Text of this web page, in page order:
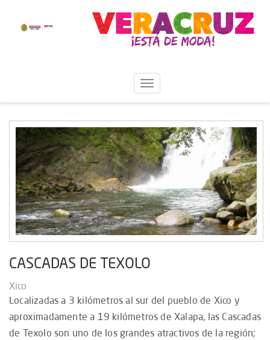
CASCADAS DE TEXOLO
Xico
Localizadas a 3 kilómetros al sur del pueblo de Xico y
aproximadamente a 19 kilómetros de Xalapa, las Cascadas
de Texolo son uno de los grandes atractivos de la región;